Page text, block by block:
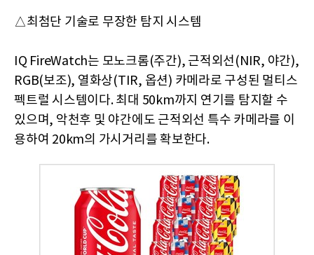
△최첨단 기술로 무장한 탐지 시스템
IQ FireWatch는 모노크롬(주간), 근적외선(NIR, 야간),
RGB(보조), 열화상(TIR, 옵션) 카메라로 구성된 멀티스
펙트럴 시스템이다. 최대 50km까지 연기를 탐지할 수
있으며, 악천후 및 야간에도 근적외선 특수 카메라를 이
용하여 20km의 가시거리를 확보한다.